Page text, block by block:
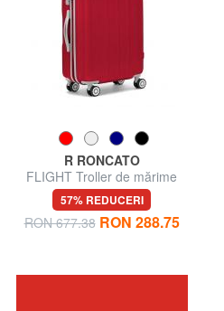
R RONCATO
FLIGHT Troller de mărime
medie
57% REDUCERI
RON 677.38 RON 288.75